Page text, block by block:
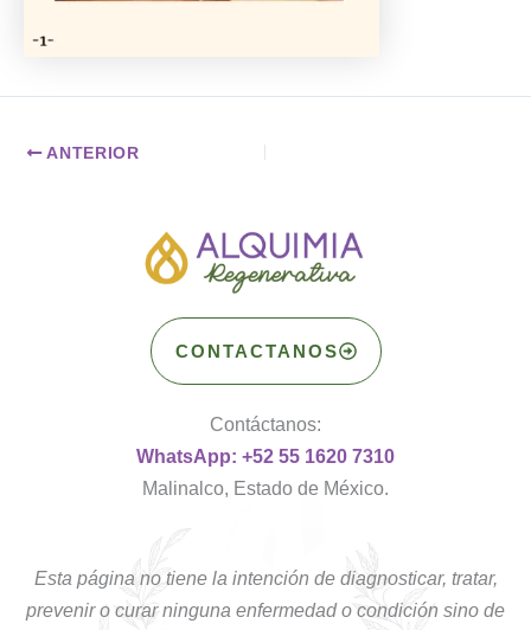
ANTERIOR
CONTACTANOS
Contáctanos:
WhatsApp: +52 55 1620 7310
Malinalco, Estado de México.
Esta página no tiene la intención de diagnosticar, tratar,
prevenir o curar ninguna enfermedad o condición sino de